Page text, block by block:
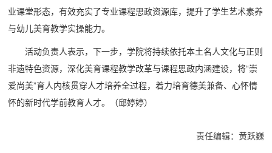
业课堂形态，有效充实了专业课程思政资源库，提升了学生艺术素养
与幼儿美育教学实操能力。
活动负责人表示，下一步，学院将持续依托本土名人文化与正则
非遗特色资源，深化美育课程教学改革与课程思政内涵建设，将“崇
爱尚美”育人内核贯穿人才培养全过程，着力培育德美兼备、心怀情
怀的新时代学前教育人才。（邱婷婷）
责任编辑：黄跃巍